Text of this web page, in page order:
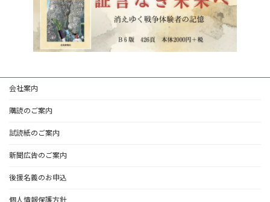
会社案内
購読のご案内
試読紙のご案内
新聞広告のご案内
後援名義のお申込
個人情報保護方針